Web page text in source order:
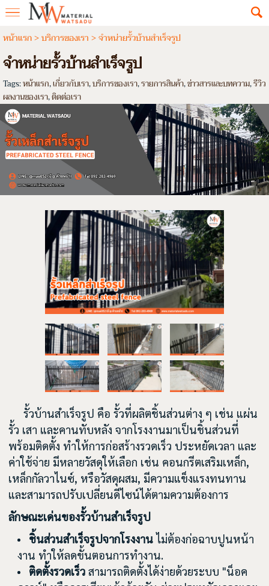
หน้าแรก>บริการของเรา >จำหน่ายรั้วบ้านสำเร็จรูป
จำหน่ายรั้วบ้านสำเร็จรูป
Tags:หน้าแรก,เกี่ยวกับเรา,บริการของเรา,รายการสินค้า,ข่าวสารและบทความ,รีวิว
ผลงานของเรา,ติดต่อเรา
รั้วบ้านสำเร็จรูป คือ รั้วที่ผลิตชิ้นส่วนต่าง ๆ เช่น แผ่น
รั้ว เสา และคานทับหลัง จากโรงงานมาเป็นชิ้นส่วนที่
พร้อมติดตั้ง ทำให้การก่อสร้างรวดเร็ว ประหยัดเวลา และ
ค่าใช้จ่าย มีหลายวัสดุให้เลือก เช่น คอนกรีตเสริมเหล็ก,
เหล็กกัลวาไนซ์, หรือวัสดุผสม, มีความแข็งแรงทนทาน
และสามารถปรับเปลี่ยนดีไซน์ได้ตามความต้องการ
ลักษณะเด่นของรั้วบ้านสำเร็จรูป
ชิ้นส่วนสำเร็จรูปจากโรงงานไม่ต้องก่อฉาบปูนหน้า
งาน ทำให้ลดขั้นตอนการทำงาน.
ติดตั้งรวดเร็วสามารถติดตั้งได้ง่ายด้วยระบบ "น็อค